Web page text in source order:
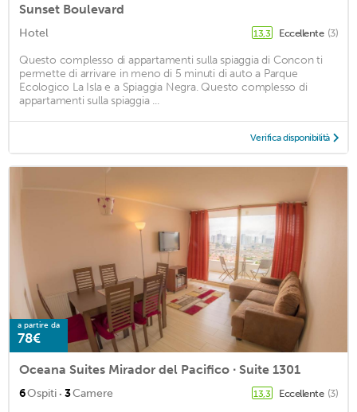
Sunset Boulevard
Hotel 13,3 Eccellente (3)
Questo complesso di appartamenti sulla spiaggia di Concon ti
permette di arrivare in meno di 5 minuti di auto a Parque
Ecologico La Isla e a Spiaggia Negra. Questo complesso di
appartamenti sulla spiaggia ...
Verifica disponibilità
a partire da
78€
Oceana Suites Mirador del Pacifico ∙ Suite 1301
6Ospiti · 3Camere 13,3 Eccellente (3)